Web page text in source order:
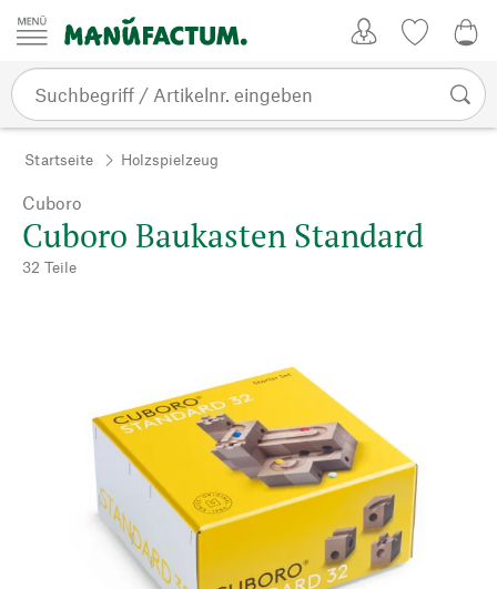
Zum Inhalt springen
Startseite Holzspielzeug
Cuboro
Cuboro Baukasten Standard
32 Teile